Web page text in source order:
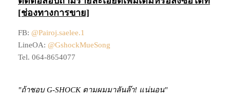
[ช่องทางการขาย]
FB: @Pairoj.saelee.1
LineOA: @GshockMueSong
Tel. 064-8654077
"ถ้าชอบ G-SHOCK ​ตามผมมาลันล๊า! แน่นอน"